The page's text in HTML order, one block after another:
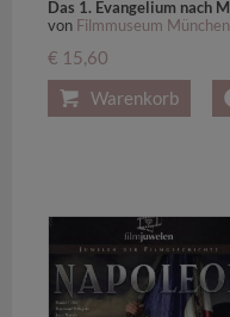
von Filmmuseum München
€ 15,60
Warenkorb